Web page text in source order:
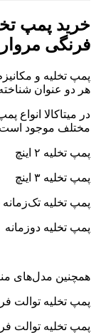
خرید پمپ
فرنگی
پمپ تخلیه و
هر دو عنوان
در میتاکالا انواع
مختلف موجود
پمپ تخلیه ۲ اینچ
پمپ تخلیه ۳ اینچ
پمپ تخلیه
پمپ تخلیه دوزمانه
همچنین مدل‌های
پمپ تخلیه توالت
پمپ تخلیه توالت